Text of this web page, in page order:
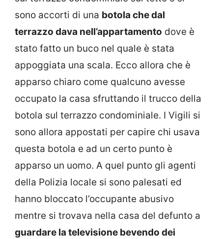
sono accorti di una botola che dal
terrazzo dava nell’appartamento dove è
stato fatto un buco nel quale è stata
appoggiata una scala. Ecco allora che è
apparso chiaro come qualcuno avesse
occupato la casa sfruttando il trucco della
botola sul terrazzo condominiale. I Vigili si
sono allora appostati per capire chi usava
questa botola e ad un certo punto è
apparso un uomo. A quel punto gli agenti
della Polizia locale si sono palesati ed
hanno bloccato l’occupante abusivo
mentre si trovava nella casa del defunto a
guardare la televisione bevendo dei